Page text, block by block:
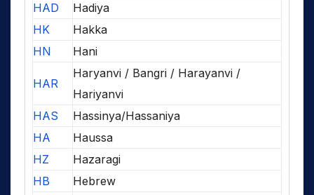
HAD
Hadiya
HK
Hakka
HN
Hani
HAR
Haryanvi / Bangri / Harayanvi /
Hariyanvi
HAS
Hassinya/Hassaniya
HA
Haussa
HZ
Hazaragi
HB
Hebrew